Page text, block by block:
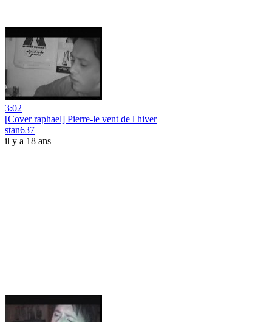
3:02
[Cover raphael] Pierre-le vent de l hiver
stan637
il y a 18 ans